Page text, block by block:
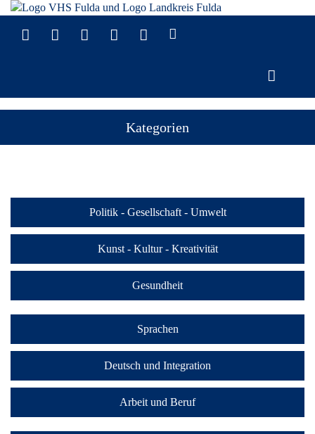
Kategorien
Politik - Gesellschaft - Umwelt
Kunst - Kultur - Kreativität
Gesundheit
Sprachen
Deutsch und Integration
Arbeit und Beruf